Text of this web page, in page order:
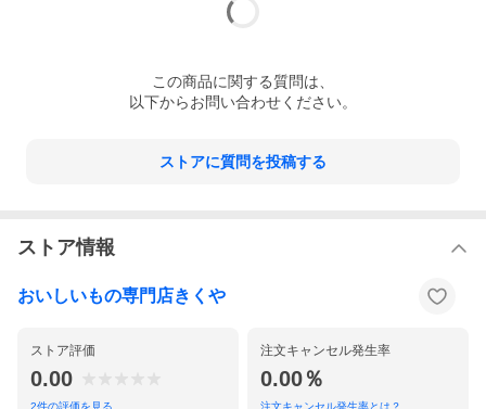
この商品に関する質問は、
以下からお問い合わせください。
ストアに質問を投稿する
ストア情報
おいしいもの専門店きくや
ストア評価
0.00
2件の評価を見る
注文キャンセル発生率
0.00％
注文キャンセル発生率とは？